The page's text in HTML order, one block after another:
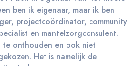
ben ik eigenaar, maar ik ben
projectcoördinator, community
en mantelzorgconsulent.
te onthouden en ook niet
Het is namelijk de